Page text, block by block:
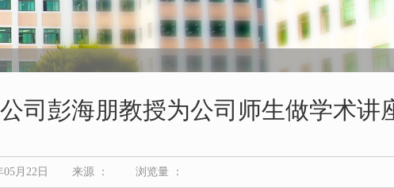
司彭海朋教授为公司师生做学术讲
月22日 来源 ： 浏览量 ：